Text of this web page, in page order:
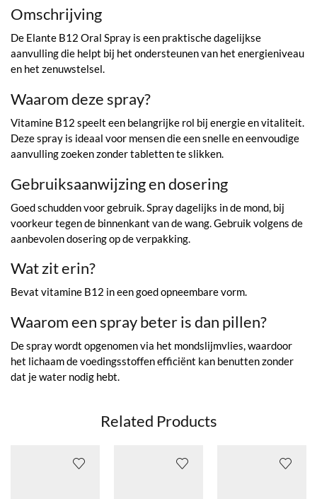
Omschrijving
De Elante B12 Oral Spray is een praktische dagelijkse
aanvulling die helpt bij het ondersteunen van het energieniveau
en het zenuwstelsel.
Waarom deze spray?
Vitamine B12 speelt een belangrijke rol bij energie en vitaliteit.
Deze spray is ideaal voor mensen die een snelle en eenvoudige
aanvulling zoeken zonder tabletten te slikken.
Gebruiksaanwijzing en dosering
Goed schudden voor gebruik. Spray dagelijks in de mond, bij
voorkeur tegen de binnenkant van de wang. Gebruik volgens de
aanbevolen dosering op de verpakking.
Wat zit erin?
Bevat vitamine B12 in een goed opneembare vorm.
Waarom een spray beter is dan pillen?
De spray wordt opgenomen via het mondslijmvlies, waardoor
het lichaam de voedingsstoffen efficiënt kan benutten zonder
dat je water nodig hebt.
Related Products